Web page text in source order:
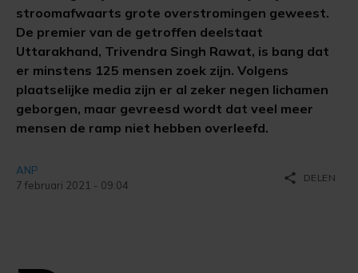
stroomafwaarts grote overstromingen geweest.
De premier van de getroffen deelstaat
Uttarakhand, Trivendra Singh Rawat, is bang dat
er minstens 125 mensen zoek zijn. Volgens
plaatselijke media zijn er al zeker negen lichamen
geborgen, maar gevreesd wordt dat veel meer
mensen de ramp niet hebben overleefd.
ANP
7 februari 2021 - 09:04
share DELEN